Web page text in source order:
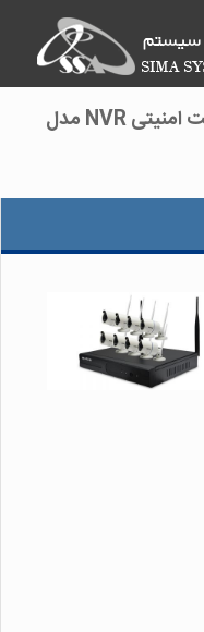
دوربین بی سیم 8 کاناله IP و کیت امنیتی NVR مدل